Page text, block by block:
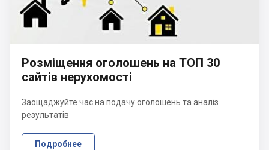
Розміщення оголошень на ТОП 30
сайтів нерухомості
Заощаджуйте час на подачу оголошень та аналіз
результатів
Подробнее